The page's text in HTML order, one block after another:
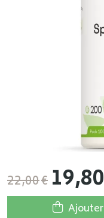
22,00€ 19,80
Ajouter